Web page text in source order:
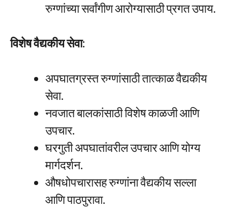
रुग्णांच्या सर्वांगीण आरोग्यासाठी प्रगत उपाय.
विशेष वैद्यकीय सेवा:
अपघातग्रस्त रुग्णांसाठी तात्काळ वैद्यकीय
सेवा.
नवजात बालकांसाठी विशेष काळजी आणि
उपचार.
घरगुती अपघातांवरील उपचार आणि योग्य
मार्गदर्शन.
औषधोपचारासह रुग्णांना वैद्यकीय सल्ला
आणि पाठपुरावा.